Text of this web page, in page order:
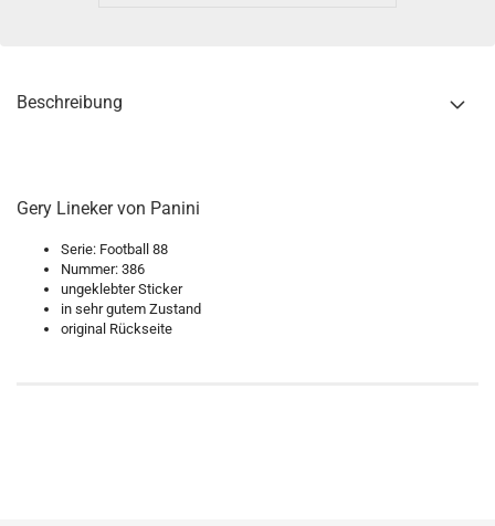
Beschreibung
Gery Lineker von Panini
Serie: Football 88
Nummer: 386
ungeklebter Sticker
in sehr gutem Zustand
original Rückseite